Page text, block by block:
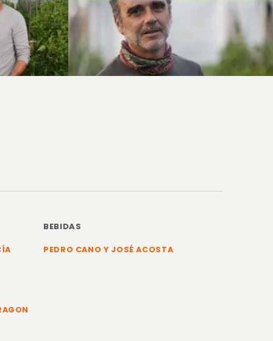
BEBIDAS
PEDRO CANO Y JOSÉ ACOSTA